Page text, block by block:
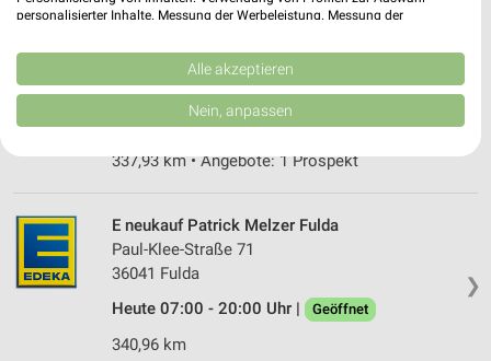
❯
Rabanusstraße 3
36037 Fulda
Heute 07:00 - 21:00 Uhr | Geöffnet
337,93 km • Angebote: 1 Prospekt
❯
E neukauf Patrick Melzer Fulda
Paul-Klee-Straße 71
36041 Fulda
Heute 07:00 - 20:00 Uhr |
Geöffnet
340,96 km
personalisierter Inhalte. Messung der Werbeleistung. Messung der
Kombinationen von Daten aus verschiedenen Quellen. Entwicklung und
Verbesserung der Angebote. Verwendung reduzierter Daten zur Auswahl
von Inhalten.
Daten können außerhalb der Europäischen Union weitergegeben und in die
USA gesendet werden.
Website/App.
Wir nutzen Ihre Daten für folgende Zwecke:
IAB-Verarbeitungszwecke:
Speichern von oder Zugriff auf Informationen
Verwendung reduzierter Daten zur Auswahl von
Alle akzeptieren
Nein, anpassen